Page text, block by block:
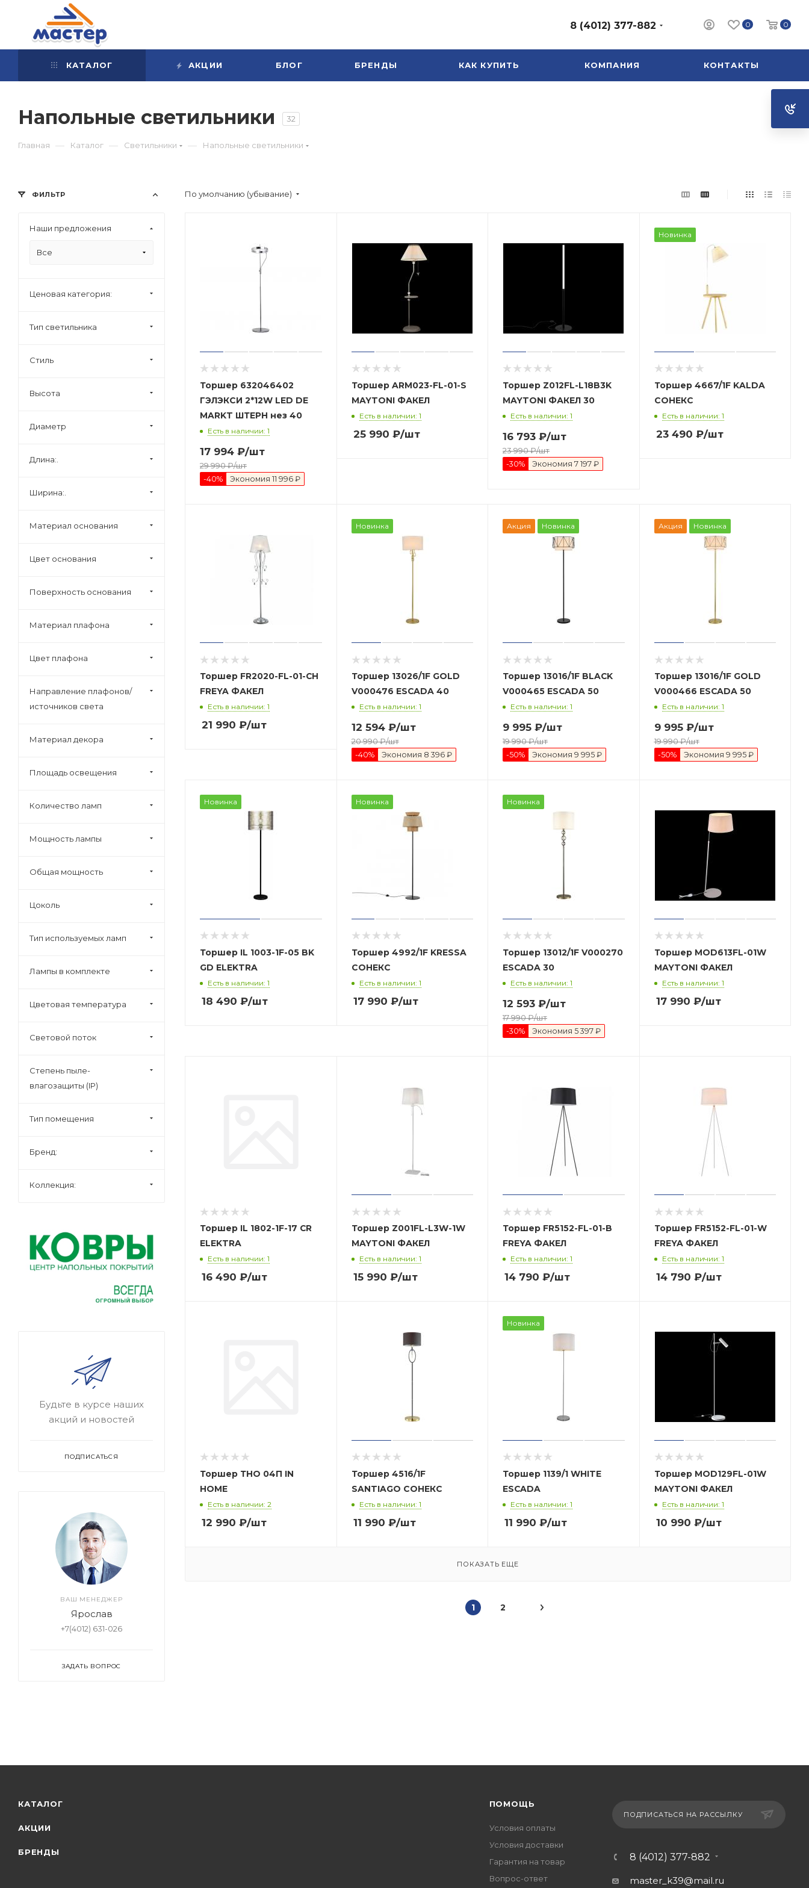
0 0
8 (4012) 377-882
КАТАЛОГ АКЦИИ БЛОГ БРЕНДЫ КАК КУПИТЬ КОМПАНИЯ КОНТАКТЫ
Напольные светильники 32
Главная — Каталог — Светильники — Напольные светильники
По умолчанию (убывание)
Торшер 632046402
ГЭЛЭКСИ 2*12W LED DE
MARKT ШТЕРН нез 40
Есть в наличии: 1
17 994 ₽/шт
29 990₽/шт
-40% Экономия 11 996 ₽
Торшер ARM023-FL-01-S
MAYTONI ФАКЕЛ
Есть в наличии: 1
25 990 ₽/шт
Торшер Z012FL-L18B3K
MAYTONI ФАКЕЛ 30
Есть в наличии: 1
16 793 ₽/шт
23 990₽/шт
-30% Экономия 7 197 ₽
Новинка
Торшер 4667/1F KALDA
СОНЕКС
Есть в наличии: 1
23 490 ₽/шт
Торшер FR2020-FL-01-CH
FREYA ФАКЕЛ
Есть в наличии: 1
21 990 ₽/шт
Новинка
Торшер 13026/1F GOLD
V000476 ESCADA 40
Есть в наличии: 1
12 594₽/шт
20 990₽/шт
-40% Экономия 8 396 ₽
Акция Новинка
Торшер 13016/1F BLACK
V000465 ESCADA 50
Есть в наличии: 1
9 995 ₽/шт
19 990₽/шт
-50% Экономия 9 995 ₽
Акция Новинка
Торшер 13016/1F GOLD
V000466 ESCADA 50
Есть в наличии: 1
9 995₽/шт
19 990₽/шт
-50% Экономия 9 995 ₽
Новинка
Торшер IL 1003-1F-05 BK
GD ELEKTRA
Есть в наличии: 1
18 490 ₽/шт
Новинка
Торшер 4992/1F KRESSA
СОНЕКС
Есть в наличии: 1
17 990 ₽/шт
Новинка
Торшер 13012/1F V000270
ESCADA 30
Есть в наличии: 1
12 593 ₽/шт
17 990₽/шт
-30% Экономия 5 397 ₽
Торшер MOD613FL-01W
MAYTONI ФАКЕЛ
Есть в наличии: 1
17 990 ₽/шт
Торшер IL 1802-1F-17 CR
ELEKTRA
Есть в наличии: 1
16 490 ₽/шт
Торшер Z001FL-L3W-1W
MAYTONI ФАКЕЛ
Есть в наличии: 1
15 990 ₽/шт
Торшер FR5152-FL-01-B
FREYA ФАКЕЛ
Есть в наличии: 1
14 790 ₽/шт
Торшер FR5152-FL-01-W
FREYA ФАКЕЛ
Есть в наличии: 1
14 790 ₽/шт
Торшер ТНО 04П IN
HOME
Есть в наличии: 2
12 990 ₽/шт
Торшер 4516/1F
SANTIAGO СОНЕКС
Есть в наличии: 1
11 990 ₽/шт
Новинка
Торшер 1139/1 WHITE
ESCADA
Есть в наличии: 1
11 990 ₽/шт
Торшер MOD129FL-01W
MAYTONI ФАКЕЛ
Есть в наличии: 1
10 990 ₽/шт
ПОКАЗАТЬ ЕЩЕ
1 2
ФИЛЬТР
Наши предложения
Все
Ценовая категория:
Тип светильника
Стиль
Высота
Диаметр
Длина:.
Ширина:.
Материал основания
Цвет основания
Поверхность основания
Материал плафона
Цвет плафона
Направление плафонов/
источников света
Материал декора
Площадь освещения
Количество ламп
Мощность лампы
Общая мощность
Цоколь
Тип используемых ламп
Лампы в комплекте
Цветовая температура
Световой поток
Степень пыле-
влагозащиты (IP)
Тип помещения
Бренд:
Коллекция:
Будьте в курсе наших
акций и новостей
ПОДПИСАТЬСЯ
ВАШ МЕНЕДЖЕР
Ярослав
+7(4012) 631-026
ЗАДАТЬ ВОПРОС
КАТАЛОГ
АКЦИИ
БРЕНДЫ
ПОМОЩЬ
Условия оплаты
Условия доставки
Гарантия на товар
Вопрос-ответ
ПОДПИСАТЬСЯ НА РАССЫЛКУ
8 (4012) 377-882
master_k39@mail.ru